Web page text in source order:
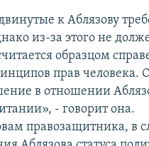
к Аблязову
из-за этого не
образцом
прав человека.
в отношении
- говорит она.
правозащитника, в